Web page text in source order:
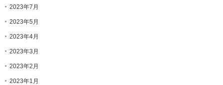
2023年7月
2023年5月
2023年4月
2023年3月
2023年2月
2023年1月